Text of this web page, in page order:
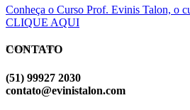
Conheça o Curso Prof. Evinis Talon, o
CLIQUE AQUI
EVINIS TALON
CONTATO
(51) 99927 2030
contato@evinistalon.com